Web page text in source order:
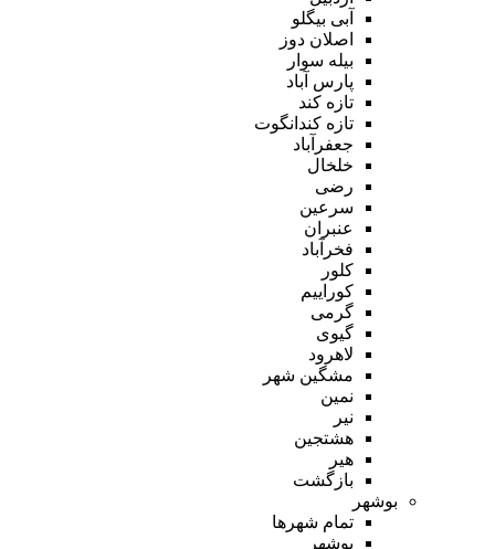
آبی بیگلو
اصلان دوز
بیله سوار
پارس آباد
تازه کند
تازه کندانگوت
جعفرآباد
خلخال
رضی
سرعین
عنبران
فخرآباد
کلور
کوراییم
گرمی
گیوی
لاهرود
مشگین شهر
نمین
نیر
هشتجین
هیر
بازگشت
بوشهر
تمام شهر‌ها
بوشهر